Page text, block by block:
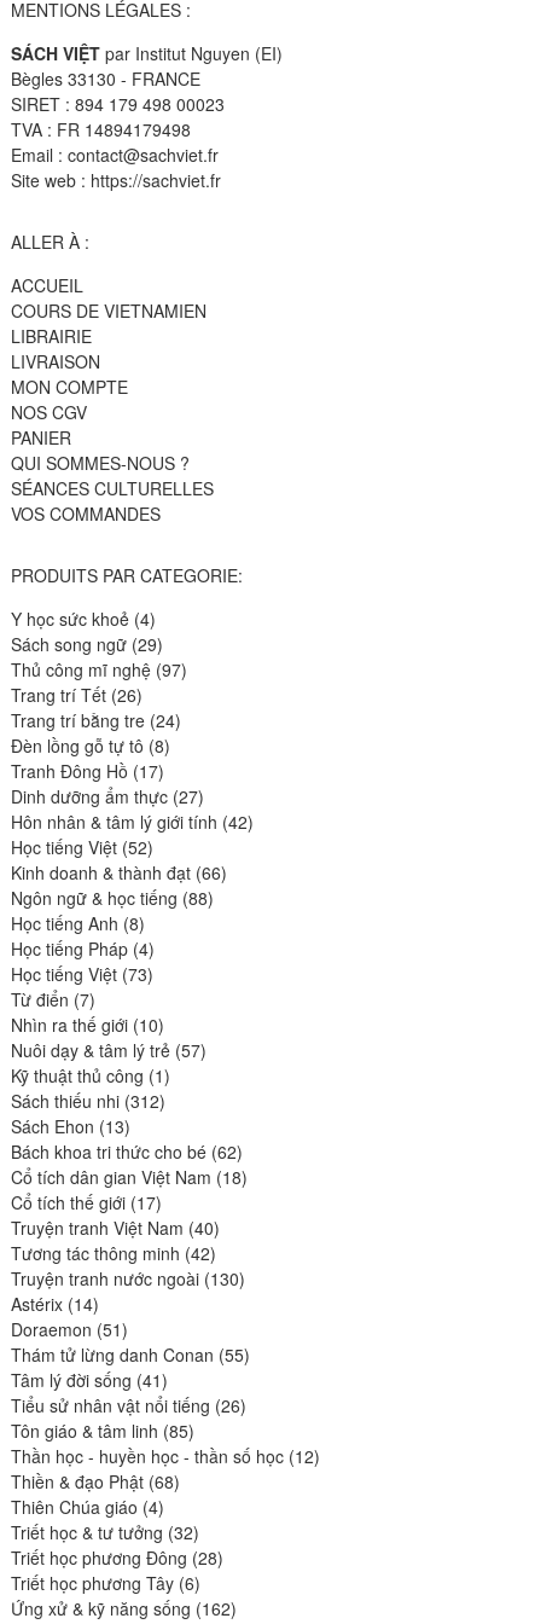
MENTIONS LÉGALES :
SÁCH VIỆTpar Institut Nguyen (EI)
Bègles 33130 - FRANCE
SIRET : 894 179 498 00023
TVA : FR 14894179498
Email : contact@sachviet.fr
Site web : https://sachviet.fr
ALLER À :
ACCUEIL
COURS DE VIETNAMIEN
LIBRAIRIE
LIVRAISON
MON COMPTE
NOS CGV
PANIER
QUI SOMMES-NOUS ?
SÉANCES CULTURELLES
VOS COMMANDES
PRODUITS PAR CATEGORIE:
Y học sức khoẻ 44
produits
Sách song ngữ 2929
produits
Thủ công mĩ nghệ 9797
Trang trí Tết 2626
produits
Trang trí bằng tre 2424
Đèn lồng gỗ tự tô 88
produits
Tranh Đông Hồ 1717
produits
Dinh dưỡng ẩm thực 2727
produits
Hôn nhân & tâm lý giới tính 4242
Học tiếng Việt 5252
produits
Kinh doanh & thành đạt 6666
Ngôn ngữ & học tiếng 8888
Học tiếng Anh 88
produits
Học tiếng Pháp 44
produits
Học tiếng Việt 7373
Từ điển 77
produits
Nhìn ra thế giới 1010
produits
Nuôi dạy & tâm lý trẻ 5757
Kỹ thuật thủ công 11
produit
Sách thiếu nhi 312312
Sách Ehon 1313
produits
Bách khoa tri thức cho bé 6262
produits
Cổ tích dân gian Việt Nam 1818
Cổ tích thế giới 1717
produits
Truyện tranh Việt Nam 4040
produits
Tương tác thông minh 4242
produits
Truyện tranh nước ngoài 130130
Astérix 1414
produits
Doraemon 5151
produits
Thám tử lừng danh Conan 5555
Tâm lý đời sống 4141
produits
Tiểu sử nhân vật nổi tiếng 2626
Tôn giáo & tâm linh 8585
produits
Thần học - huyền học - thần số học 1212
Thiền & đạo Phật 6868
Thiên Chúa giáo 44
produits
Triết học & tư tưởng 3232
produits
Triết học phương Đông 2828
Triết học phương Tây 66
produits
Ứng xử & kỹ năng sống 162162